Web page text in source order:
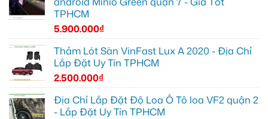
TPHCM
5.900.000₫
Thảm Lót Sàn VinFast Lux A 2020 - Địa Chỉ
Lắp Đặt Uy Tín TPHCM
2.500.000₫
Địa Chỉ Lắp Đặt Độ Loa Ô Tô loa VF2 quận 2
- Lắp Đặt Uy Tín TPHCM